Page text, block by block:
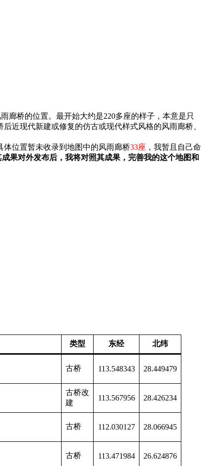
廊桥的位置。最开始大约是220多座的样子，本意是只
近现代新建或修复的仿古或现代样式风格的风雨廊桥、
体位置暂未收录到地图中的风雨廊桥33座 ，我暂且自己命
果对外发布后，我将对照其成果，完善我的这个地图和
类型 东经 北纬
古桥 113.548343 28.449479
古桥改
建
113.567956 28.426234
古桥 112.030127 28.066945
古桥 113.471984 26.624876